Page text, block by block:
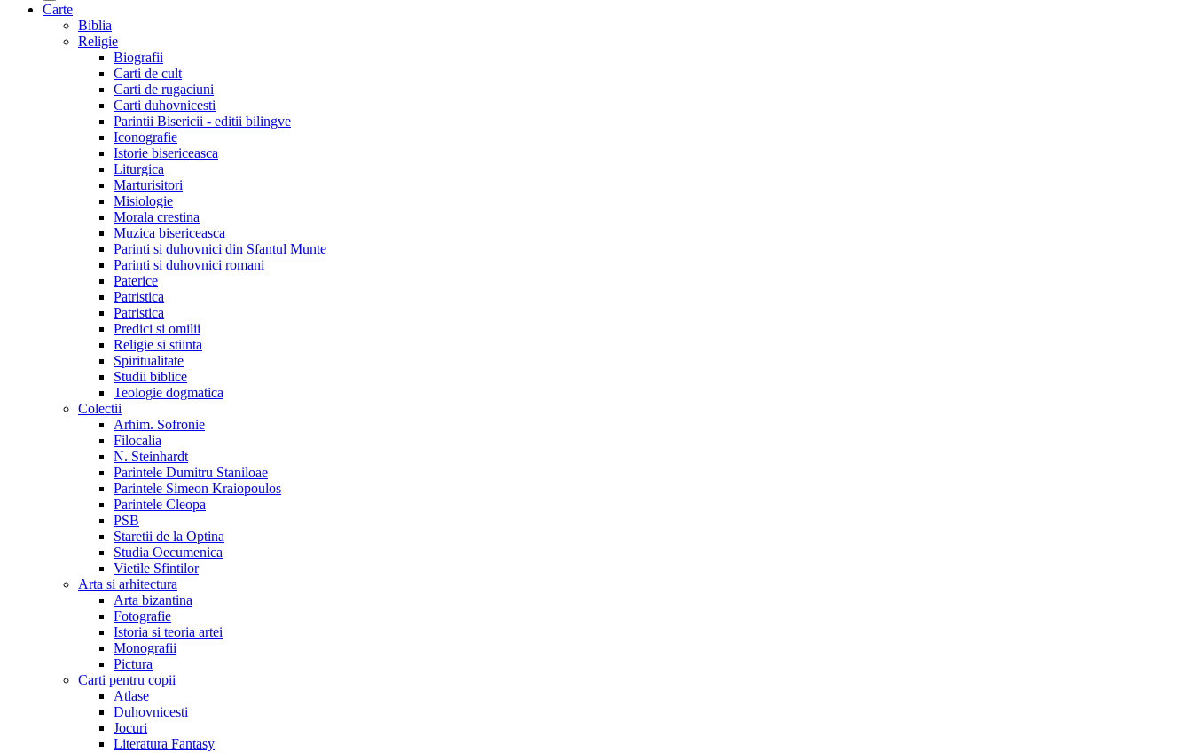
Carte
Biblia
Religie
Biografii
Carti de cult
Carti de rugaciuni
Carti duhovnicesti
Parintii Bisericii - editii bilingve
Iconografie
Istorie bisericeasca
Liturgica
Marturisitori
Misiologie
Morala crestina
Muzica bisericeasca
Parinti si duhovnici din Sfantul Munte
Parinti si duhovnici romani
Paterice
Patristica
Patristica
Predici si omilii
Religie si stiinta
Spiritualitate
Studii biblice
Teologie dogmatica
Colectii
Arhim. Sofronie
Filocalia
N. Steinhardt
Parintele Dumitru Staniloae
Parintele Simeon Kraiopoulos
Parintele Cleopa
PSB
Staretii de la Optina
Studia Oecumenica
Vietile Sfintilor
Arta si arhitectura
Arta bizantina
Fotografie
Istoria si teoria artei
Monografii
Pictura
Carti pentru copii
Atlase
Duhovnicesti
Jocuri
Literatura Fantasy